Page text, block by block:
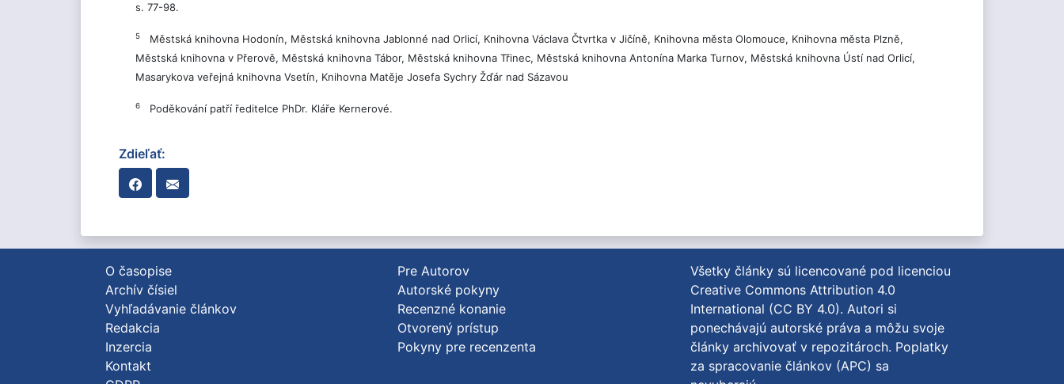
s. 77-98.
5
Městská knihovna Hodonín, Městská knihovna Jablonné nad Orlicí, Knihovna Václava Čtvrtka v Jičíně, Knihovna města Olomouce, Knihovna města Plzně,
Městská knihovna v Přerově, Městská knihovna Tábor, Městská knihovna Třinec, Městská knihovna Antonína Marka Turnov, Městská knihovna Ústí nad Orlicí,
Masarykova veřejná knihovna Vsetín, Knihovna Matěje Josefa Sychry Žďár nad Sázavou
6 Poděkování patří ředitelce PhDr. Kláře Kernerové.
Zdieľať:
O časopise
Archív čísiel
Vyhľadávanie článkov
Redakcia
Inzercia
Kontakt
Pre Autorov
Autorské pokyny
Recenzné konanie
Otvorený prístup
Pokyny pre recenzenta
Všetky články sú licencované pod licenciou
Creative Commons Attribution 4.0
International (CC BY 4.0). Autori si
ponechávajú autorské práva a môžu svoje
články archivovať v repozitároch. Poplatky
za spracovanie článkov (APC) sa